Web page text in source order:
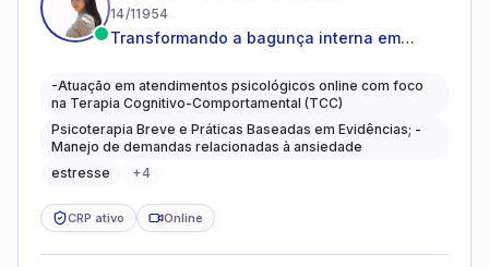
14/11954
Transformando a bagunça interna em
caminhos mais gentis para se viver.
-Atuação em atendimentos psicológicos online com foco
na Terapia Cognitivo-Comportamental (TCC)
Psicoterapia Breve e Práticas Baseadas em Evidências; -
Manejo de demandas relacionadas à ansiedade
estresse
+4
CRP ativo Online